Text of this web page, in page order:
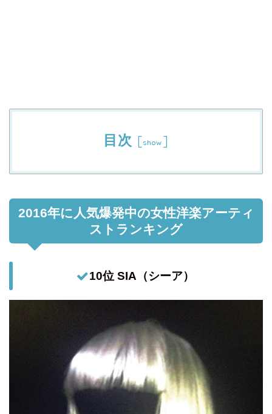
目次 [show ]
2016年に人気爆発中の女性洋楽アーティ
ストランキング
10位 SIA（シーア）